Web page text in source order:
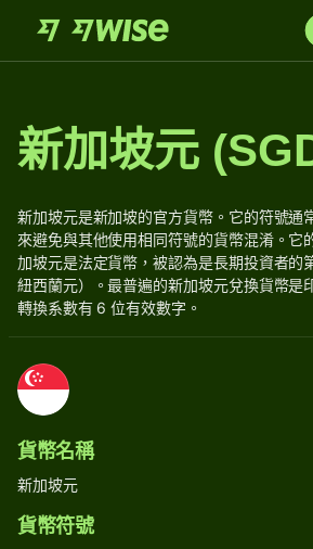
新加坡元
新加坡元是新加坡的官方貨幣。它的符號通
來避免與其他使用相同符號的貨幣混淆。它
加坡元是法定貨幣，被認為是長期投資者的
紐西蘭元）。最普遍的新加坡元兌換貨幣是
轉換系數有 6 位有效數字。
貨幣名稱
新加坡元
貨幣符號